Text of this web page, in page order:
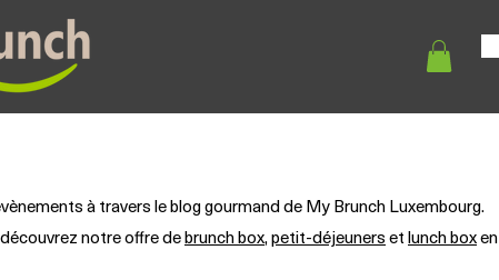
à travers le blog gourmand de My Brunch Luxembourg.
notre offre debrunch box,petit-déjeunersetlunch boxen